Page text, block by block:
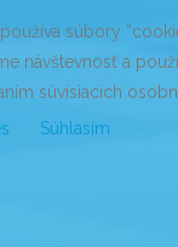
súbory
návštevnosť a
súvisiacich
Súhlasím